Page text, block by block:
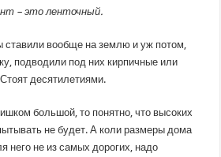
– это ленточный.
вообще на землю и уж потом,
подводили под них кирпичные или
десятилетиями.
большой, то понятно, что высоких
не будет. А коли размеры дома
него не из самых дорогих, надо